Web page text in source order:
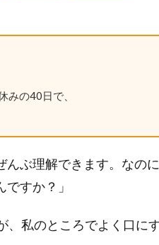
みの40日で、
んぶ理解できます。なの
すか？」
私のところでよく口に